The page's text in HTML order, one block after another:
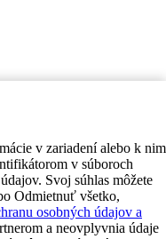
v zariadení alebo k nim
v súboroch
Svoj súhlas môžete
Odmietnuť všetko,
osobných údajov a
a neovplyvnia údaje